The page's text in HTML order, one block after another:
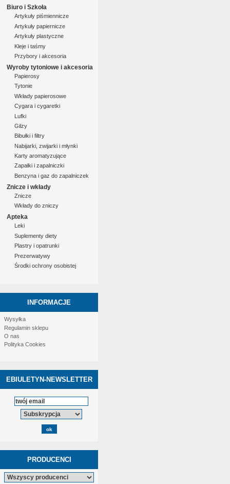
Biuro i Szkoła
Artykuły piśmiennicze
Artykuły papiernicze
Artykuły plastyczne
Kleje i taśmy
Przybory i akcesoria
Wyroby tytoniowe i akcesoria
Papierosy
Tytonie
Wkłady papierosowe
Cygara i cygaretki
Lufki
Gilzy
Bibułki i filtry
Nabijarki, zwijarki i młynki
Karty aromatyzujące
Zapałki i zapalniczki
Benzyna i gaz do zapalniczek
Znicze i wkłady
Znicze
Wkłady do zniczy
Apteka
Leki
Suplementy diety
Plastry i opatrunki
Prezerwatywy
Środki ochrony osobistej
INFORMACJE
Wysyłka
Regulamin sklepu
O nas
Polityka Cookies
EBIULETYN-NEWSLETTER
PRODUCENCI